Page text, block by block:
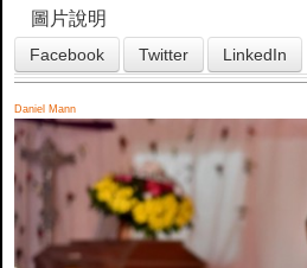
圖片說明
Facebook Twitter LinkedIn
Daniel Mann